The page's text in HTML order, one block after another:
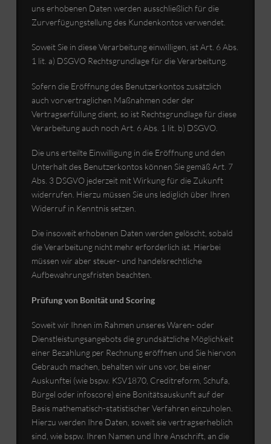
uns erhobenen Daten werden ausschließlich für die
Zurverfügungstellung des Kundenkontos verwendet.
Soweit Sie in diese Verarbeitung einwilligen, ist Art. 6 Abs.
1 lit. a) DSGVO Rechtsgrundlage für die Verarbeitung.
Sofern die Eröffnung des Benutzerkontos zusätzlich
auch vorvertraglichen Maßnahmen oder der
Vertragserfüllung dient, so ist Rechtsgrundlage für diese
Verarbeitung auch noch Art. 6 Abs. 1 lit. b) DSGVO.
Die uns erteilte Einwilligung in die Eröffnung und den
Unterhalt des Benutzerkontos können Sie gemäß Art. 7
Abs. 3 DSGVO jederzeit mit Wirkung für die Zukunft
widerrufen. Hierzu müssen Sie uns lediglich über Ihren
Widerruf in Kenntnis setzen.
Die insoweit erhobenen Daten werden gelöscht, sobald
die Verarbeitung nicht mehr erforderlich ist. Hierbei
müssen wir aber steuer- und handelsrechtliche
Aufbewahrungsfristen beachten.
Prüfung von Bonität und Scoring
Soweit wir Ihnen im Rahmen unseres Waren- oder
Dienstleistungsangebots die grundsätzliche Möglichkeit
einer Bezahlung per Rechnung eröffnen und Sie hiervon
Gebrauch machen, behalten wir uns vor, bei einer
Auskunftei (wie bspw. KSV1870, Creditreform, Schufa,
Bürgel oder infoscore) eine Bonitätsauskunft auf der
Basis mathematisch-statistischer Verfahren einzuholen.
Hierzu werden Ihre Daten, soweit sie vertragserheblich
sind, wie bspw. Ihren Namen und Ihre Anschrift, an die